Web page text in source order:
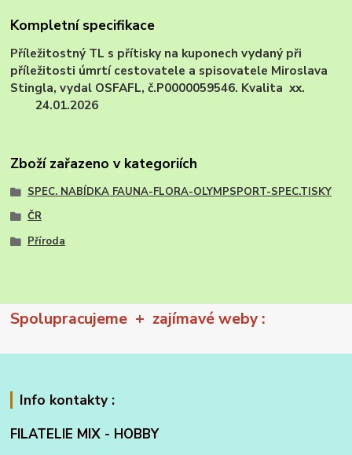
Kompletní specifikace
Příležitostný TL s přítisky na kuponech vydaný při
příležitosti úmrtí cestovatele a spisovatele Miroslava
Stingla, vydal OSFAFL, č.P0000059546. Kvalita xx.
24.01.2026
Zboží zařazeno v kategoriích
SPEC. NABÍDKA FAUNA-FLORA-OLYMPSPORT-SPEC.TISKY
ČR
Příroda
Spolupracujeme + zajímavé weby :
Info kontakty :
FILATELIE MIX - HOBBY